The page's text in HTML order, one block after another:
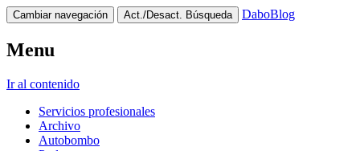
Cambiar navegación Act./Desact. Búsqueda DaboBlog
Menu
Ir al contenido
Servicios profesionales
Archivo
Autobombo